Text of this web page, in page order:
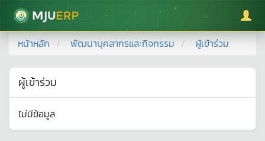
มหาวิทยาลัยแม่โจ้
หน้าหลัก พัฒนาบุคลากรและกิจกรรม ผู้เข้าร่วม
ผู้เข้าร่วม
ไม่มีข้อมูล